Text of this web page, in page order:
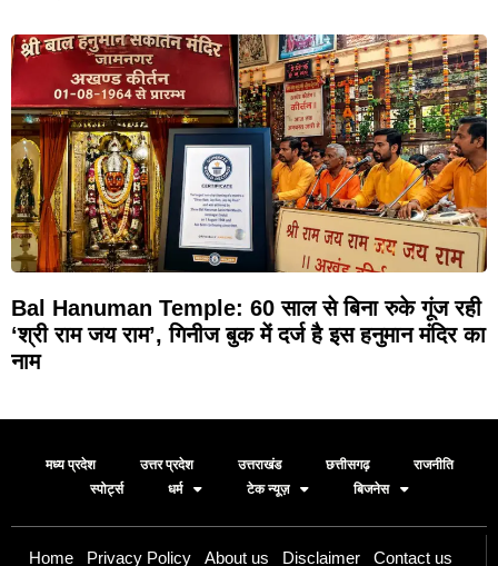
Bal Hanuman Temple: 60 साल से बिना रुके गूंज रही
‘श्री राम जय राम’, गिनीज बुक में दर्ज है इस हनुमान मंदिर का
नाम
मध्य प्रदेश उत्तर प्रदेश उत्तराखंड छत्तीसगढ़
राजनीति
स्पोर्ट्स
धर्म टेक न्यूज़ बिजनेस
Home Privacy Policy About us Disclaimer Contact us